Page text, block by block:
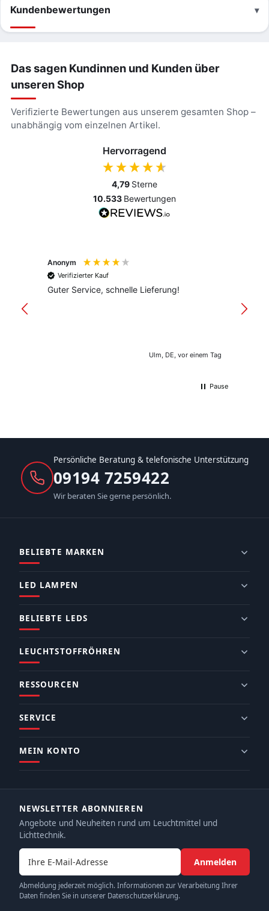
Kundenbewertungen
Das sagen Kundinnen und Kunden über
unseren Shop
Verifizierte Bewertungen aus unserem gesamten Shop –
unabhängig vom einzelnen Artikel.
Hervorragend
4,79 Sterne
10.533 Bewertungen
Anonym
Verifizierter Kauf
Guter Service, schnelle Lieferung!
Ulm, DE, vor einem Tag
Pause
Persönliche Beratung & telefonische Unterstützung
09194 7259422
Wir beraten Sie gerne persönlich.
BELIEBTE MARKEN
LED LAMPEN
BELIEBTE LEDS
LEUCHTSTOFFRÖHREN
RESSOURCEN
SERVICE
MEIN KONTO
NEWSLETTER ABONNIEREN
Angebote und Neuheiten rund um Leuchtmittel und
Lichttechnik.
E-Mail-Adresse
Anmelden
Abmeldung jederzeit möglich. Informationen zur Verarbeitung Ihrer
Daten finden Sie in unserer Datenschutzerklärung.